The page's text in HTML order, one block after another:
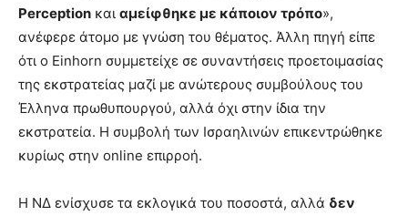
Perception και αμείφθηκε με κάποιον τρόπο»,
ανέφερε άτομο με γνώση του θέματος. Άλλη πηγή είπε
ότι ο Einhorn συμμετείχε σε συναντήσεις προετοιμασίας
της εκστρατείας μαζί με ανώτερους συμβούλους του
Έλληνα πρωθυπουργού, αλλά όχι στην ίδια την
εκστρατεία. Η συμβολή των Ισραηλινών επικεντρώθηκε
κυρίως στην online επιρροή.
Η ΝΔ ενίσχυσε τα εκλογικά του ποσοστά, αλλά δεν